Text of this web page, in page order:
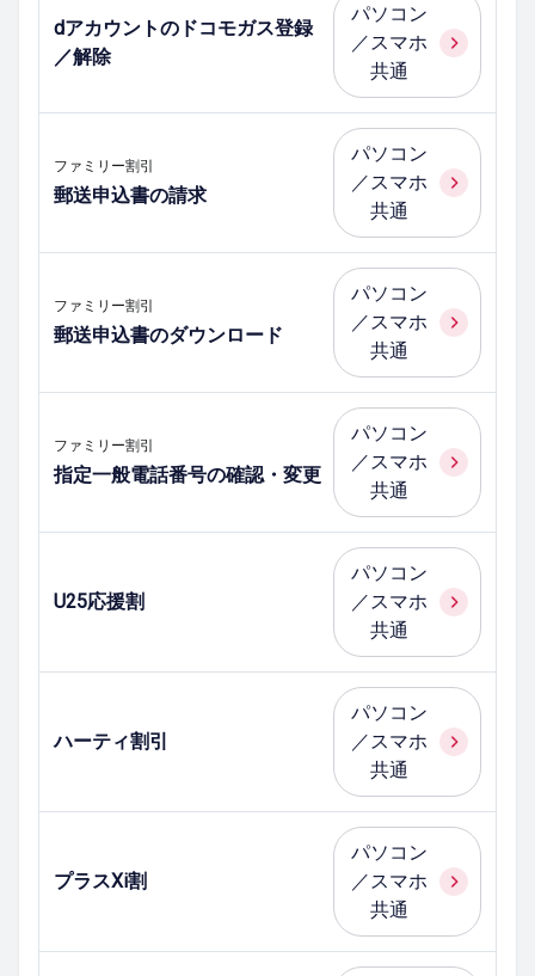
dアカウントのドコモガス登録
／解除
パソコン
／スマホ
共通
ファミリー割引
郵送申込書の請求
パソコン
／スマホ
共通
ファミリー割引
郵送申込書のダウンロード
パソコン
／スマホ
共通
ファミリー割引
指定一般電話番号の確認・変更
パソコン
／スマホ
共通
U25応援割
パソコン
／スマホ
共通
ハーティ割引
パソコン
／スマホ
共通
プラスXi割
パソコン
／スマホ
共通